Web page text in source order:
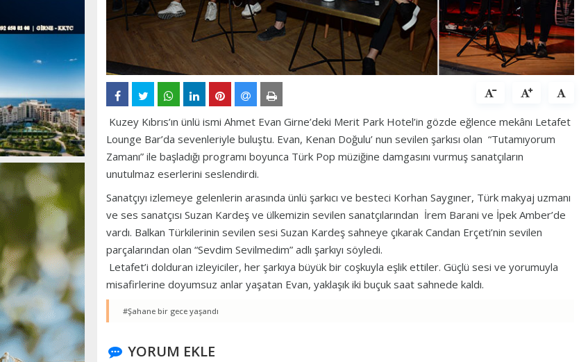
Kuzey Kıbrıs’ın ünlü ismi Ahmet Evan Girne’deki Merit Park Hotel’in gözde eğlence mekânı Letafet
Lounge Bar’da sevenleriyle buluştu. Evan, Kenan Doğulu’ nun sevilen şarkısı olan “Tutamıyorum
Zamanı” ile başladığı programı boyunca Türk Pop müziğine damgasını vurmuş sanatçıların
unutulmaz eserlerini seslendirdi.
Sanatçıyı izlemeye gelenlerin arasında ünlü şarkıcı ve besteci Korhan Saygıner, Türk makyaj uzmanı
ve ses sanatçısı Suzan Kardeş ve ülkemizin sevilen sanatçılarından İrem Barani ve İpek Amber’de
vardı. Balkan Türkilerinin sevilen sesi Suzan Kardeş sahneye çıkarak Candan Erçeti’nin sevilen
parçalarından olan “Sevdim Sevilmedim” adlı şarkıyı söyledi.
Letafet’i dolduran izleyiciler, her şarkıya büyük bir coşkuyla eşlik ettiler. Güçlü sesi ve yorumuyla
misafirlerine doyumsuz anlar yaşatan Evan, yaklaşık iki buçuk saat sahnede kaldı.
#Şahane bir gece yaşandı
YORUM EKLE